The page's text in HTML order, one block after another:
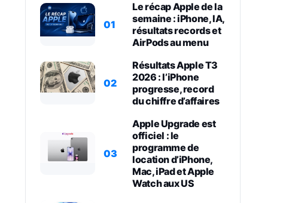
01
Le récap Apple de la
semaine : iPhone, IA,
résultats records et
AirPods au menu
02
Résultats Apple T3
2026 : l’iPhone
progresse, record
du chiffre d’affaires
03
Apple Upgrade est
officiel : le
programme de
location d’iPhone,
Mac, iPad et Apple
Watch aux US